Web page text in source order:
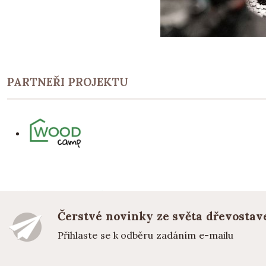
PARTNEŘI PROJEKTU
Čerstvé novinky ze světa
Přihlaste se k odběru zadáním e-mailu